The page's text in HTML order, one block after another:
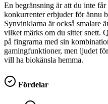
En begränsning är att du inte
konkurrenter erbjuder för ännu
Synvinklarna är också smalare
vilket märks om du sitter snett.
på fingrarna med sin
gamingfunktioner, men ljudet
vill ha biokänsla hemma.
Fördelar